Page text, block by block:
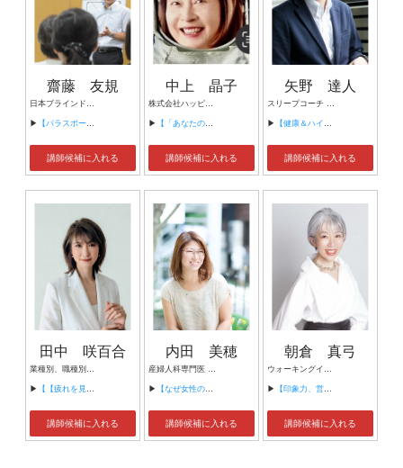
齋藤 友規
日本ブラインドサッカー協会 ロービジョンフットサル元日本代表監督 リスペクトリンク 代表
▶ 【パラスポーツの可能性】
講師候補に入れる
中上 晶子
株式会社ハッピープリント Happy Trump Tour代表取締役社長 JAXA広報部元参事
▶ 【「あなたの心は宇宙の一部？」— 自分と宇宙を繋げる心理学】
講師候補に入れる
矢野 達人
スリープコーチ 一般社団オルソスリープアカデミー 代表理事
▶ 【健康＆ハイパフォーマンスへ導く睡眠術セミナー！】
講師候補に入れる
田中 咲百合
業種別、職種別、課題解決のためのセルフケアを得意とする健康運動指導士で上級睡眠健康指導士であり、健康経営エキスパートアドバイザー 株式会社RUMERAKIA代表取締役／野菜ソムリエプロ，冷凍生活アドバイザー／メンタルヘルスケアマネジメントラインケア2種セルフケア3種となる資格を保有し 健康に必須な運動、メンタル、睡眠、食、を統合的に指導がてまきる、セルフケア指導の第一人者であり、生産性向上、健康経営に特化した専門家。
▶ 【【疲れを見える化】精神、肉体、脳疲労、3つの疲労回復マネジメントで、集中力、生産性向上、そうなる前の労災予防！】
講師候補に入れる
内田 美穂
産婦人科専門医 医療法人社団レースノワエ 理事長 フィデスレディースクリニック田町 院長 フィデスレディースクリニック上野 総括院長
▶ 【なぜ女性の健康が今注目されているのか？】
講師候補に入れる
朝倉 真弓
ウォーキングインストラクター グレイヘアモデル ⽂筆家
▶ 【印象力、営業力を強化する姿勢と歩き方】
講師候補に入れる